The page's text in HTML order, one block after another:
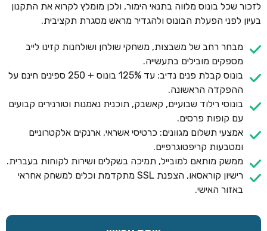
לזכור שכל בונוס מלווה בתנאי הימור, ולכן מומלץ לקרוא את התקנון
בעיון לפני הפעלת הבונוס ולהגדיר מראש מסגרת תקציבית.
מבחר רחב של משבצות, משחקי שולחן ושולחנות קזינו לייב
מספקים מובילים בתעשייה.
בונוס קבלת פנים נדיב: עד 125% בונוס + 250 ספינים חינם על
ההפקדה הראשונה.
בונוסי רילוד שבועיים, קאשבק, תוכנית נאמנות וטורנירים קבועים
עם קופות פרסים.
אמצעי תשלום מגוונים: כרטיסי אשראי, ארנקים אלקטרוניים
ומטבעות קריפטוגרפיים.
ממשק מותאם למובייל, תמיכה בשקלים ושירות לקוחות בעברית.
רישיון קוראסאו, הצפנת SSL מתקדמת וכלים למשחק אחראי
באזור האישי.